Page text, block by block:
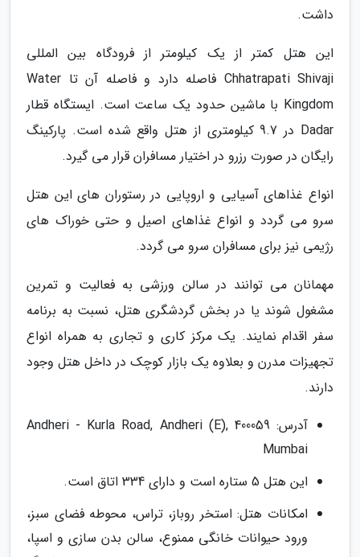
داشت.
این هتل کمتر از یک کیلومتر از فرودگاه بین المللی
Chhatrapati Shivaji فاصله دارد و فاصله آن تا Water
Kingdom با ماشین حدود یک ساعت است. ایستگاه قطار
Dadar در 9.7 کیلومتری از هتل واقع شده است. پارکینگ
رایگان در صورت رزرو در اختیار مسافران قرار می گیرد.
انواع غذاهای آسیایی و اروپایی در رستوران های این هتل
سرو می گردد و انواع غذاهای اصیل و حتی خوراک های
رژیمی نیز برای مسافران سرو می گردد.
مهمانان می توانند در سالن ورزشی به فعالیت و تمرین
مشغول شوند یا در بخش گردشگری هتل، نسبت به برنامه
سفر اقدام نمایند. یک مرکز کاری و تجاری به همراه انواع
تجهیزات مدرن و بعلاوه یک بازار کوچک در داخل هتل وجود
دارند.
آدرس: Andheri - Kurla Road, Andheri (E), 400059
Mumbai
این هتل 5 ستاره است و دارای 334 اتاق است.
امکانات هتل: استخر روباز، تراس، محوطه فضای سبز،
ورود حیوانات خانگی ممنوع، سالن بدن سازی و اسپا،